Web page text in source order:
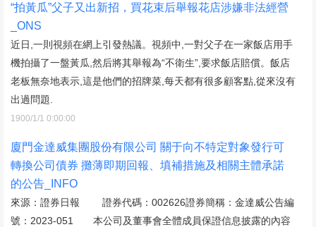
“拍黃瓜”父子又出新招，買花束后舉報花店涉嫌非法經營
_ONS
近日,一則視頻在網上引發熱議。視頻中,一對父子在一家飯店用手
機拍攝了一盤黃瓜,然后將其舉報為“不衛生”,要求飯店賠償。飯店
老板無奈地表示,這是他們的招牌菜,每天都有很多顧客點,從來沒有
出過問題.
1900/1/1 0:00:00
廈門金達威集團股份有限公司 關于向不特定對象發行可
轉換公司債券 攤薄即期回報、填補措施及相關主體承諾
的公告_INFO
來源：證券日報 證券代碼：002626證券簡稱：金達威公告編
號：2023-051 本公司及董事會全體成員保證信息披露的內容